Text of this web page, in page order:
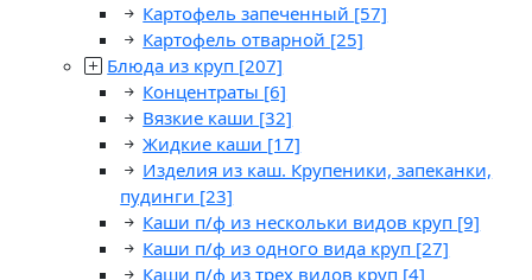
Картофель запеченный [57]
Картофель отварной [25]
Блюда из круп [207]
Концентраты [6]
Вязкие каши [32]
Жидкие каши [17]
Изделия из каш. Крупеники, запеканки,
пудинги [23]
Каши п/ф из нескольки видов круп [9]
Каши п/ф из одного вида круп [27]
Каши п/ф из трех видов круп [4]